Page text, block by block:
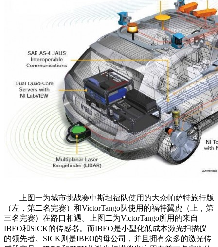
上图一为城市挑战赛中斯坦福队使用的大众帕萨特旅行版
（左，第二名完赛）和VictorTango队使用的福特翼虎（上，第
三名完赛）在路口相遇。上图二为VictorTango所用的来自
IBEO和SICK的传感器。而IBEO是小型化低成本激光扫描仪
的领先者。SICK则是IBEO的母公司，并且拥有众多的激光传